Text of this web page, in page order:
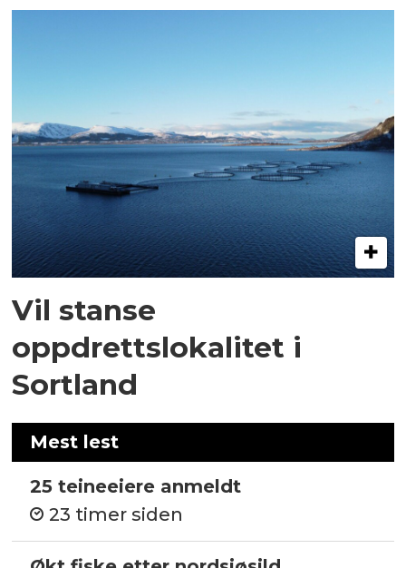
Vil stanse
oppdrettslokalitet i
Sortland
Mest lest
25 teineeiere anmeldt
23 timer siden